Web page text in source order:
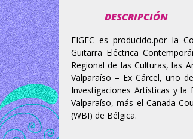
DESCRIPCIÓN
FIGEC es producido.por la
Guitarra Eléctrica
Regional de las Culturas, las
Valparaíso – Ex Cárcel, uno
Investigaciones Artísticas y la
Valparaíso, más el Canada
(WBI) de Bélgica.